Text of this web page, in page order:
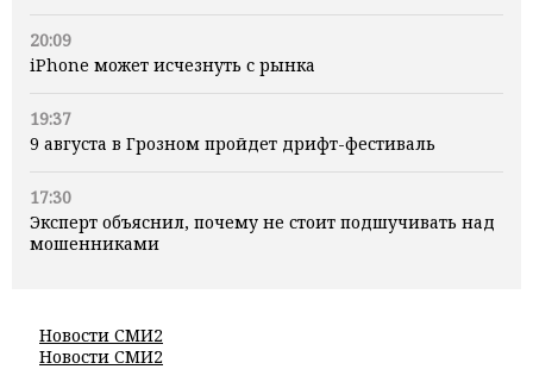
20:09
iPhone может исчезнуть с рынка
19:37
9 августа в Грозном пройдет дрифт-фестиваль
17:30
Эксперт объяснил, почему не стоит подшучивать над
мошенниками
Новости СМИ2
Новости СМИ2